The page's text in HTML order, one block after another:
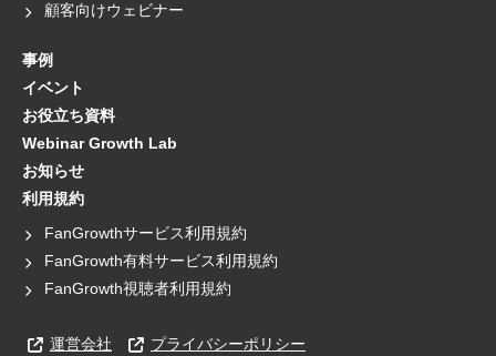
顧客向けウェビナー
事例
イベント
お役立ち資料
Webinar Growth Lab
お知らせ
利用規約
FanGrowthサービス利用規約
FanGrowth有料サービス利用規約
FanGrowth視聴者利用規約
運営会社 プライバシーポリシー